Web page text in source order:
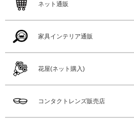
ネット通販
家具インテリア通販
花屋(ネット購入)
コンタクトレンズ販売店